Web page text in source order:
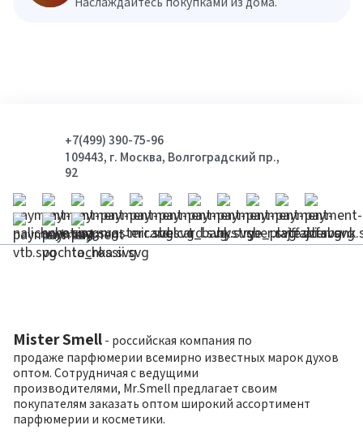
+7(499) 390-75-96
109443, г. Москва, Волгоградский пр.,
92
Mister Smell - российская компания по
продаже парфюмерии всемирно известных марок духов
оптом. Сотрудничая с ведущими
производителями, Mr.Smell предлагает своим
покупателям заказать оптом широкий ассортимент
парфюмерии и косметики.